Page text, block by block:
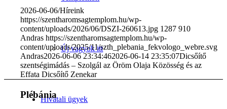
Új vagyok itt
Hivatali ügyek
2026-06-06/Híreink
https://szentharomsagtemplom.hu/wp-
content/uploads/2026/06/DSZI-260613.jpg 1287 910
Andras https://szentharomsagtemplom.hu/wp-
content/uploads/2025/11/szth_plebania_fekvologo_webre.svg
Andras2026-06-06 23:34:462026-06-14 23:35:07Dicsőítő
szentségimádás – Szolgál az Öröm Olaja Közösség és az
Effata Dicsőítő Zenekar
Plébánia